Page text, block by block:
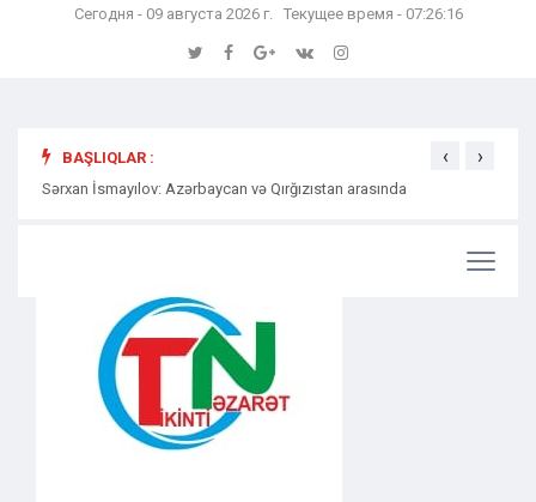
Сегодня - 09 августа 2026 г. Текущее время - 07:26:17
BAŞLIQLAR :
Sərxan İsmayılov: Azərbaycan və Qırğızıstan arasında
‹ ›